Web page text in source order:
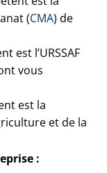
(CMA) de
est l’URSSAF
vous
est la
et de la
: